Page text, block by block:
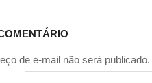
de e-mail não será publicado.